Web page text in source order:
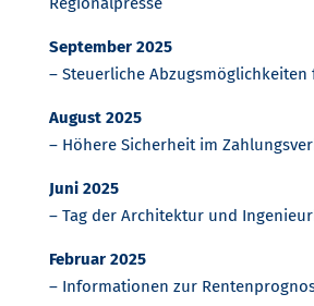
September 2025
– Steuerliche Abzugsmöglichkeiten
August 2025
– Höhere Sicherheit im
Juni 2025
– Tag der Architektur und
Februar 2025
– Informationen zur